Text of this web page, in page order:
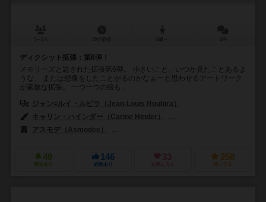
ディクシット拡張：第6弾！
メモリーズと題された拡張第6弾。 小さいこと、いつか見たことあるよ
うな、 または想像をしたことがるのかなぁーと思わせるアートワーク
が素敵な拡張。 一つ一つの絵も...
ジャン=ルイ・ルビラ（Jean-Louis Roubira）
キャリン・ハインダー（Carine Hinder）
アスモデ（Asmodee）
49
興味あり
146
経験あり
33
お気に入り
258
持ってる